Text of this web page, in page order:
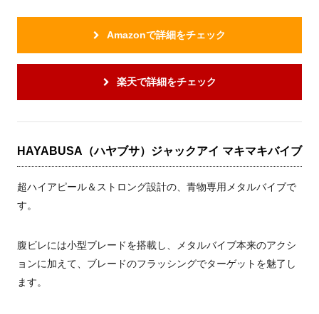
Amazonで詳細をチェック
楽天で詳細をチェック
HAYABUSA（ハヤブサ）ジャックアイ マキマキバイブ
超ハイアピール＆ストロング設計の、青物専用メタルバイブで
す。
腹ビレには小型ブレードを搭載し、メタルバイブ本来のアクシ
ョンに加えて、ブレードのフラッシングでターゲットを魅了し
ます。